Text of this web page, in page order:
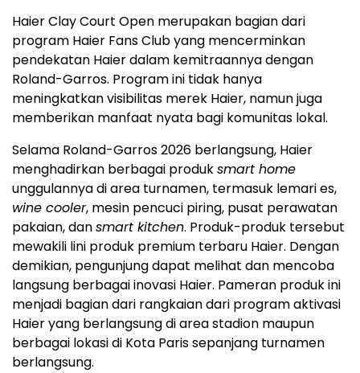
Haier Clay Court Open merupakan bagian dari
program Haier Fans Club yang mencerminkan
pendekatan Haier dalam kemitraannya dengan
Roland-Garros. Program ini tidak hanya
meningkatkan visibilitas merek Haier, namun juga
memberikan manfaat nyata bagi komunitas lokal.
Selama Roland-Garros 2026 berlangsung, Haier
menghadirkan berbagai produksmart home
unggulannya di area turnamen, termasuk lemari es,
wine cooler, mesin pencuci piring, pusat perawatan
pakaian, dansmart kitchen. Produk-produk tersebut
mewakili lini produk premium terbaru Haier. Dengan
demikian, pengunjung dapat melihat dan mencoba
langsung berbagai inovasi Haier. Pameran produk ini
menjadi bagian dari rangkaian dari program aktivasi
Haier yang berlangsung di area stadion maupun
berbagai lokasi di Kota Paris sepanjang turnamen
berlangsung.